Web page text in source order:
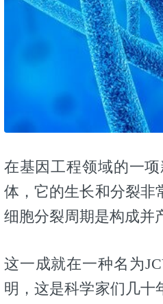
在基因工程领域的一
体，它的生长和分裂非
细胞分裂周期是构成并
这一成就在一种名为
明，这是科学家们几十